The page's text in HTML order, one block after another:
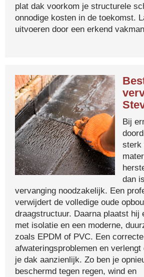
plat dak voorkom je structurele
onnodige kosten in de toekomst.
uitvoeren door een erkend
Bij
sterk
dan
vervanging noodzakelijk. Een
verwijdert de volledige oude
draagstructuur. Daarna plaatst hij
met isolatie en een moderne,
zoals EPDM of PVC. Een
afwateringsproblemen en
je dak aanzienlijk. Zo ben je
beschermd tegen regen, wind en